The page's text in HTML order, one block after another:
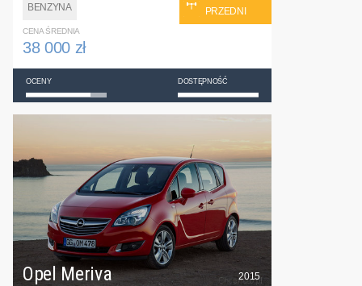
BENZYNA
PRZEDNI
CENA ŚREDNIA
38 000 zł
OCENY DOSTĘPNOŚĆ
Opel Meriva 2015